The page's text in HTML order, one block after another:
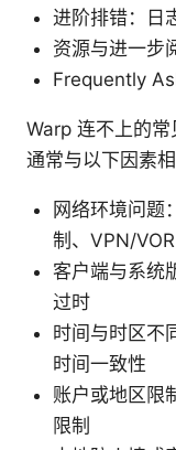
进阶排错：日
资源与进一步
Frequently
Warp 连不上的
通常与以下因素相
网络环境问题
制、VPN/
客户端与系统
过时
时间与时区不
时间一致性
账户或地区限
限制